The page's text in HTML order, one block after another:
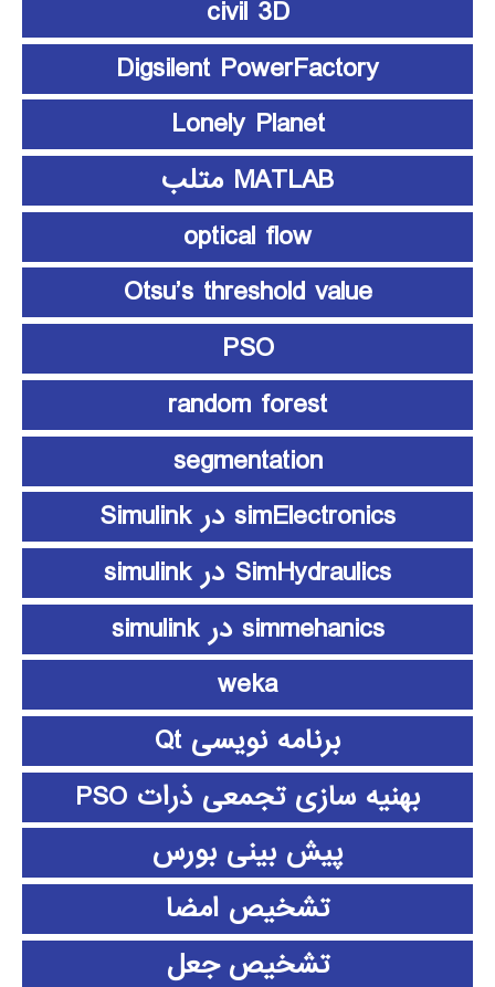
civil 3D
Digsilent PowerFactory
Lonely Planet
MATLAB متلب
optical flow
Otsu’s threshold value
PSO
random forest
segmentation
simElectronics در Simulink
SimHydraulics در simulink
simmehanics در simulink
weka
برنامه نویسی Qt
بهنیه سازی تجمعی ذرات PSO
پیش بینی بورس
تشخیص امضا
تشخیص جعل